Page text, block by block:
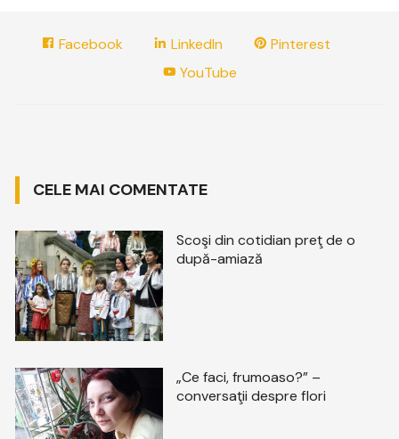
Facebook LinkedIn
Pinterest
YouTube
CELE MAI COMENTATE
Scoşi din cotidian preţ de o
după-amiază
„Ce faci, frumoaso?” –
conversaţii despre flori